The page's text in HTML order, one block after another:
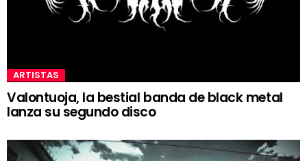
ARTISTAS
Valontuoja, la bestial banda de black metal
lanza su segundo disco